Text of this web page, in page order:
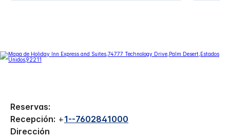
Reservas:
Recepción: +1--7602841000
Dirección